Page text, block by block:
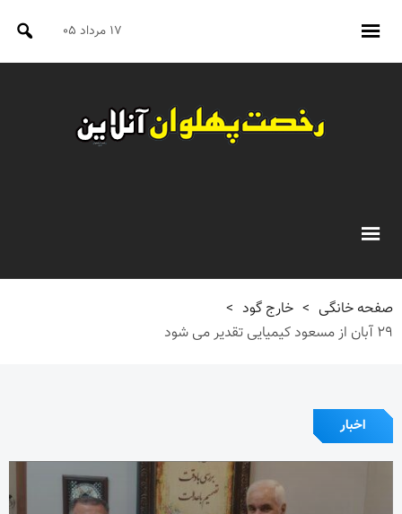
۱۷ مرداد ۰۵
صفحه خانگی > خارج گود >
۲۹ آبان از مسعود کیمیایی تقدیر می شود
اخبار